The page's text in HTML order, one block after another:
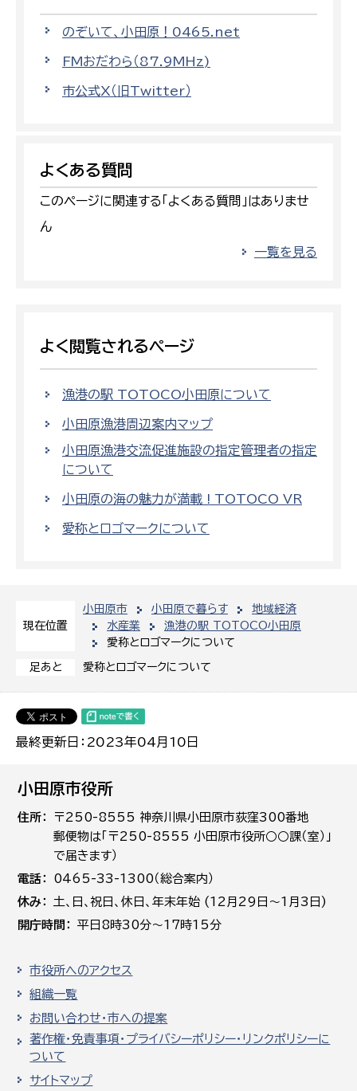
現在位置
小田原市 小田原で暮らす
地域経済
水産業
漁港の駅 TOTOCO小田原
愛称とロゴマークについて
足あと 愛称とロゴマークについて
最終更新日：2023年04月10日
のぞいて、小田原！0465.net
FMおだわら（87.9MHz)
市公式X（旧Twitter）
よくある質問
このページに関連する「よくある質問」はありませ
ん
一覧を見る
よく閲覧されるページ
漁港の駅 TOTOCO小田原について
小田原漁港周辺案内マップ
小田原漁港交流促進施設の指定管理者の指定
について
小田原の海の魅力が満載 ! TOTOCO VR
愛称とロゴマークについて
小田原市役所
住所
〒250-8555 神奈川県小田原市荻窪300番地
郵便物は「〒250-8555 小田原市役所○○課（室）」
で届きます）
電話
0465-33-1300（総合案内）
休み
土､日､祝日、休日、年末年始 (12月29日～1月3日)
開庁時間
平日8時30分～17時15分
市役所へのアクセス
組織一覧
お問い合わせ・市への提案
著作権・免責事項・プライバシーポリシー・リンクポリシーに
ついて
サイトマップ